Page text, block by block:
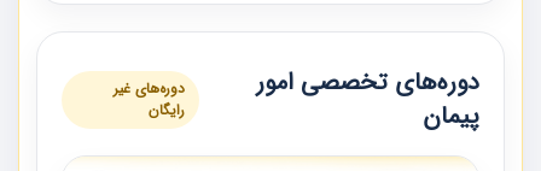
دوره‌های تخصصی امور
پیمان
دوره‌های غیر
رایگان